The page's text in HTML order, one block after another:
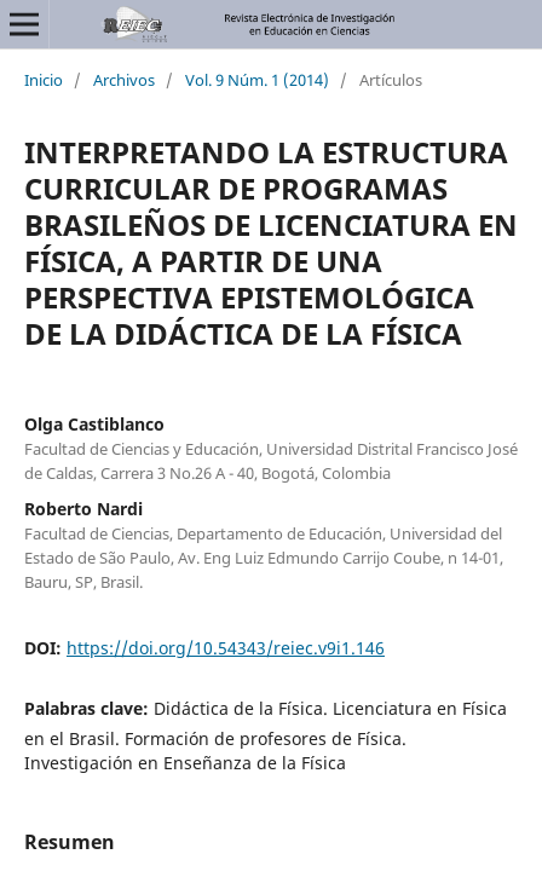
Inicio / Archivos / Vol. 9 Núm. 1 (2014) / Artículos
INTERPRETANDO LA ESTRUCTURA
CURRICULAR DE PROGRAMAS
BRASILEÑOS DE LICENCIATURA EN
FÍSICA, A PARTIR DE UNA
PERSPECTIVA EPISTEMOLÓGICA
DE LA DIDÁCTICA DE LA FÍSICA
Olga Castiblanco
Facultad de Ciencias y Educación, Universidad Distrital Francisco José
de Caldas, Carrera 3 No.26 A - 40, Bogotá, Colombia
Roberto Nardi
Facultad de Ciencias, Departamento de Educación, Universidad del
Estado de São Paulo, Av. Eng Luiz Edmundo Carrijo Coube, n 14-01,
Bauru, SP, Brasil.
DOI: https://doi.org/10.54343/reiec.v9i1.146
Palabras clave: Didáctica de la Física. Licenciatura en Física
en el Brasil. Formación de profesores de Física.
Investigación en Enseñanza de la Física
Resumen